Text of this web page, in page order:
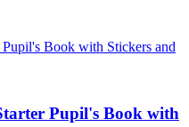
Pupil's Book with